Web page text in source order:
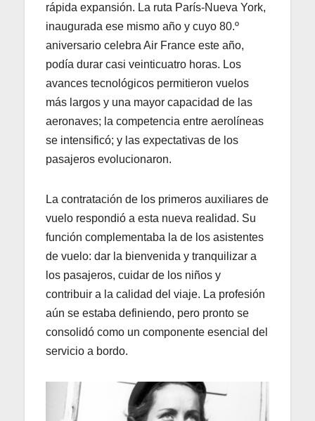
rápida expansión. La ruta París-Nueva York,
inaugurada ese mismo año y cuyo 80.º
aniversario celebra Air France este año,
podía durar casi veinticuatro horas. Los
avances tecnológicos permitieron vuelos
más largos y una mayor capacidad de las
aeronaves; la competencia entre aerolíneas
se intensificó; y las expectativas de los
pasajeros evolucionaron.
La contratación de los primeros auxiliares de
vuelo respondió a esta nueva realidad. Su
función complementaba la de los asistentes
de vuelo: dar la bienvenida y tranquilizar a
los pasajeros, cuidar de los niños y
contribuir a la calidad del viaje. La profesión
aún se estaba definiendo, pero pronto se
consolidó como un componente esencial del
servicio a bordo.